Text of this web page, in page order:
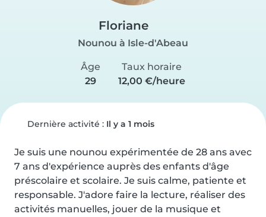
Floriane
Nounou à Isle-d'Abeau
Âge
29
Taux horaire
12,00 €/heure
Dernière activité : Il y a 1 mois
Je suis une nounou expérimentée de 28 ans avec
7 ans d'expérience auprès des enfants d'âge
préscolaire et scolaire. Je suis calme, patiente et
responsable. J'adore faire la lecture, réaliser des
activités manuelles, jouer de la musique et